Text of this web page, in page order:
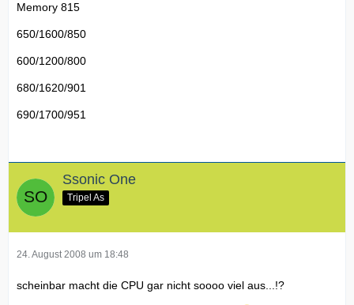
Memory 815
650/1600/850
600/1200/800
680/1620/901
690/1700/951
Ssonic One
Tripel As
24. August 2008 um 18:48
scheinbar macht die CPU gar nicht soooo viel aus...!?